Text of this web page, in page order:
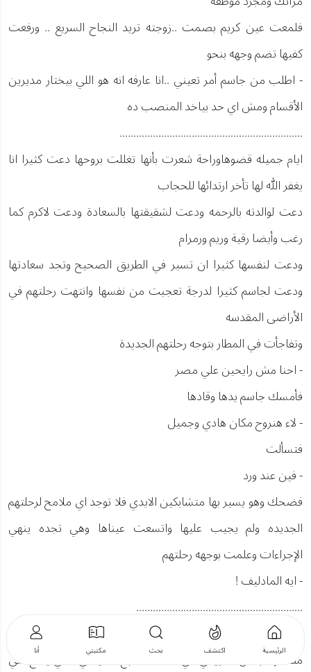
فلمعت عين كريم بصمت ..زوجته تريد النجاح السريع .. ورفعت
كفيها تضم وجهه بنحو
- اطلب من جاسم أمر تعيني ..انا عارفه انه هو اللي بيختار مديرين
الأقسام ومش اي حد بياخد المنصب ده
..................................................................
ايام جميله قضوهاوراحة شعرت بأنها تغللت بروحها دعت كثيرا انا
يغفر الله لها تأخر ارتدائها للحجاب
دعت لوالدته بالرحمه ودعت لشقيقتها بالسعادة ودعت لاكرم كما
رغب وأيضا رقية وريم ورمرام
ودعت لنفسها كثيرا ان تسير في الطريق الصحيح وتجد سعادتها
ودعت لجاسم كثيرا لدرجة تعجبت من نفسها وانتهت رحلتهم في
الأراضى المقدسه
وتفاجأت في المطار بتوجه رحلتهم الجديدة
- احنا مش رايحين علي مصر
فأمسك جاسم يدها وقادها
- لاء هنروح مكان هادي وجميل
فتسألت
- فين عند ورد
فضحك وهو يسير بها متشابكين الايدي فلا توجد اي ملامح لرحلتهم
الجديده ولم يجيب عليها واتسعت عيناها وهي تجده ينهي
الإجراءات وعلمت بوجهه رحلتهم
- ايه المادليف !
............................................................
رغم ارهاقها من رحلة السفر الا أن عيناها زادت اتساعا وهي تري
مظاهر الجمال الطبيعي في ذلك المنتجع السياحي الذي يطلع علي
الرئيسية اكتشف بحث مكتبتي أنا